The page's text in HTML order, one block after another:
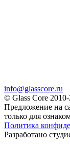
info@glasscore.ru
© Glass Core
Предложение на
только для
Политика
Разработано